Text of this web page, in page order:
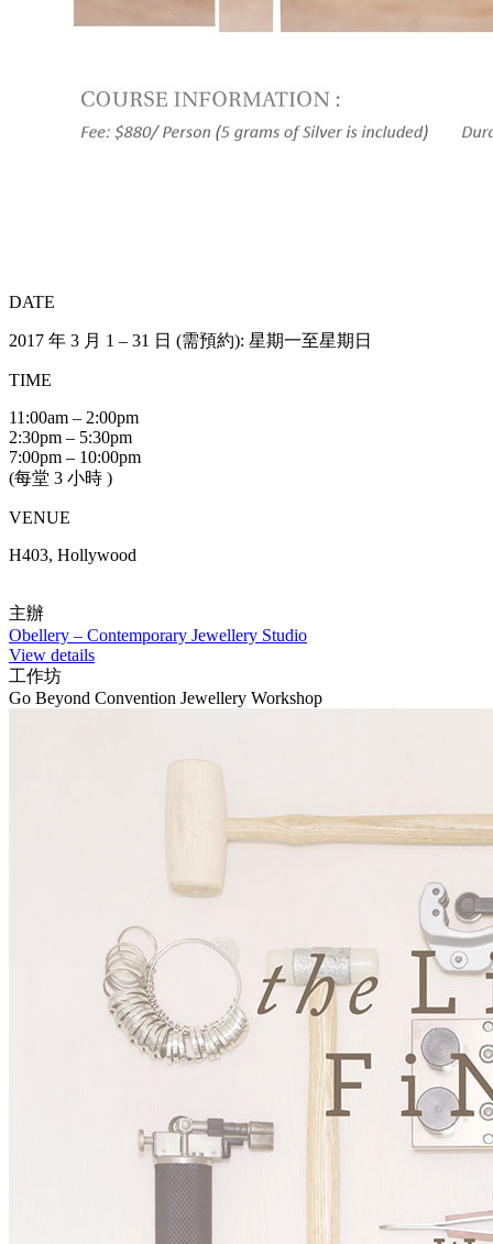
DATE
2017 年 3 月 1 – 31 日 (需預約): 星期一至星期日
TIME
11:00am – 2:00pm
2:30pm – 5:30pm
7:00pm – 10:00pm
(每堂 3 小時 )
VENUE
H403, Hollywood
主辦
Obellery – Contemporary Jewellery Studio
View details
工作坊
Go Beyond Convention Jewellery Workshop